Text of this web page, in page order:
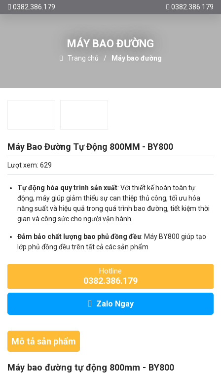
0382.386.179 0382.386.179
MÁY BAO ĐƯỜNG
Trang chủ Máy bao đường
Máy Bao Đường Tự Động 800MM - BY800
Lượt xem: 629
Tự động hóa quy trình sản xuất: Với thiết kế hoàn toàn tự
động, máy giúp giảm thiểu sự can thiệp thủ công, tối ưu hóa
năng suất và hiệu quả trong quá trình bao đường, tiết kiệm thời
gian và công sức cho người vận hành.
Đảm bảo chất lượng bao phủ đồng đều: Máy BY800 giúp tạo
lớp phủ đồng đều trên tất cả các sản phẩm
Hotline
0382.386.179
Zalo Ngay
Mô tả sản phẩm
Máy bao đường tự động 800mm - BY800